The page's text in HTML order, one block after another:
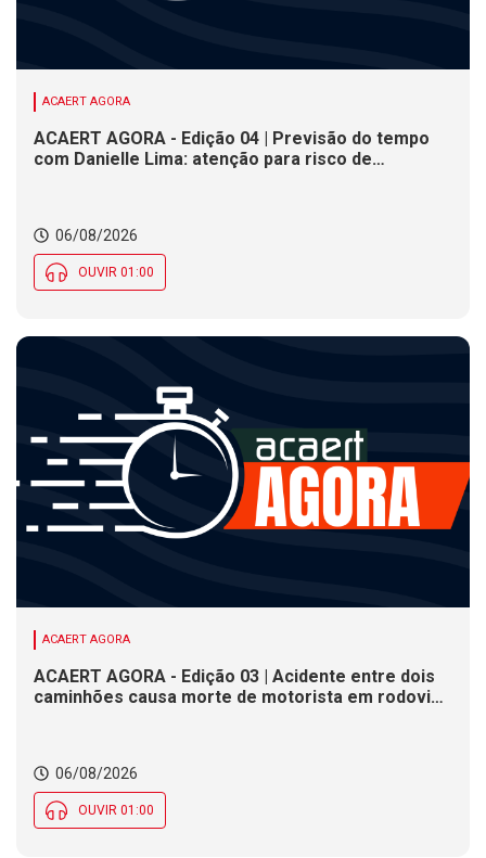
ACAERT AGORA
ACAERT AGORA - Edição 04 | Previsão do tempo
com Danielle Lima: atenção para risco de
06/08/2026
OUVIR 01:00
ACAERT AGORA
ACAERT AGORA - Edição 03 | Acidente entre dois
caminhões causa morte de motorista em rodovia
quinta (6) em SC
06/08/2026
OUVIR 01:00